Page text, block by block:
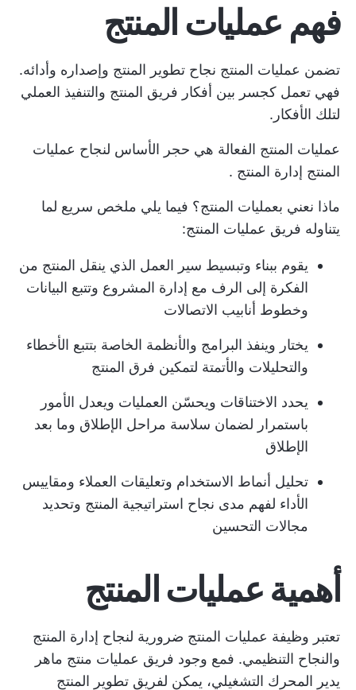
فهم عمليات المنتج
تضمن عمليات المنتج نجاح تطوير المنتج وإصداره وأدائه.
فهي تعمل كجسر بين أفكار فريق المنتج والتنفيذ العملي
لتلك الأفكار.
عمليات المنتج الفعالة هي حجر الأساس لنجاح عمليات
المنتج إدارة المنتج .
ماذا نعني بعمليات المنتج؟ فيما يلي ملخص سريع لما
يتناوله فريق عمليات المنتج:
يقوم ببناء وتبسيط سير العمل الذي ينقل المنتج من
الفكرة إلى الرف مع إدارة المشروع وتتبع البيانات
وخطوط أنابيب الاتصالات
يختار وينفذ البرامج والأنظمة الخاصة بتتبع الأخطاء
والتحليلات والأتمتة لتمكين فرق المنتج
يحدد الاختناقات ويحسّن العمليات ويعدل الأمور
باستمرار لضمان سلاسة مراحل الإطلاق وما بعد
الإطلاق
تحليل أنماط الاستخدام وتعليقات العملاء ومقاييس
الأداء لفهم مدى نجاح استراتيجية المنتج وتحديد
مجالات التحسين
أهمية عمليات المنتج
تعتبر وظيفة عمليات المنتج ضرورية لنجاح إدارة المنتج
والنجاح التنظيمي. فمع وجود فريق عمليات منتج ماهر
يدير المحرك التشغيلي، يمكن لفريق تطوير المنتج